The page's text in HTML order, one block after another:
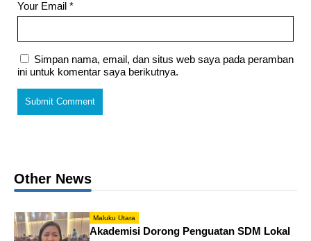
Your Email *
Simpan nama, email, dan situs web saya pada peramban
ini untuk komentar saya berikutnya.
Other News
Maluku Utara
Akademisi Dorong Penguatan SDM Lokal